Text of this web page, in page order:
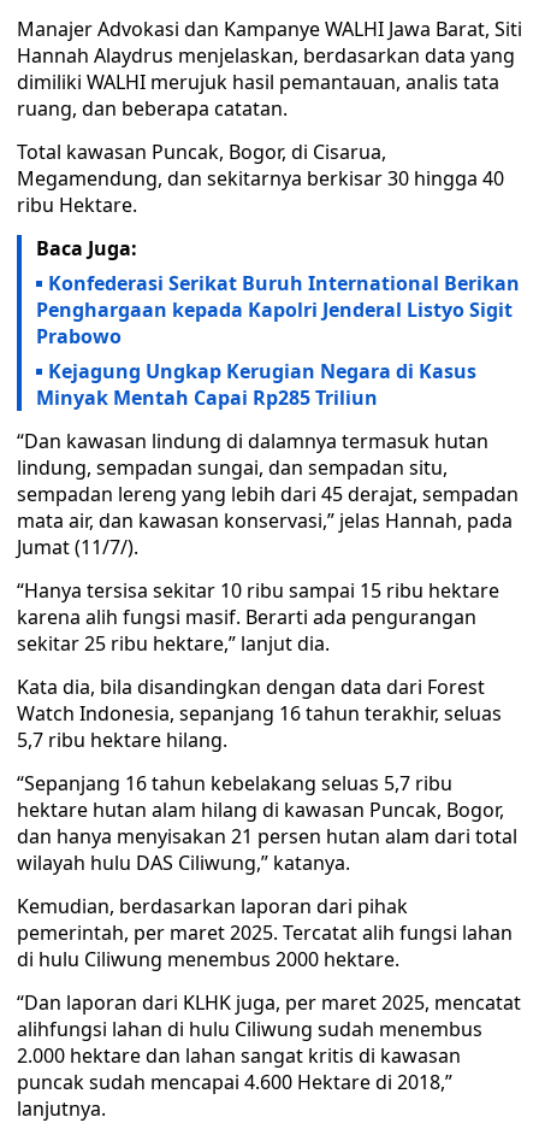
Manajer Advokasi dan Kampanye WALHI Jawa Barat, Siti
Hannah Alaydrus menjelaskan, berdasarkan data yang
dimiliki WALHI merujuk hasil pemantauan, analis tata
ruang, dan beberapa catatan.
Total kawasan Puncak, Bogor, di Cisarua,
Megamendung, dan sekitarnya berkisar 30 hingga 40
ribu Hektare.
Baca Juga:
Konfederasi Serikat Buruh International Berikan
Penghargaan kepada Kapolri Jenderal Listyo Sigit
Prabowo
Kejagung Ungkap Kerugian Negara di Kasus
Minyak Mentah Capai Rp285 Triliun
“Dan kawasan lindung di dalamnya termasuk hutan
lindung, sempadan sungai, dan sempadan situ,
sempadan lereng yang lebih dari 45 derajat, sempadan
mata air, dan kawasan konservasi,” jelas Hannah, pada
Jumat (11/7/).
“Hanya tersisa sekitar 10 ribu sampai 15 ribu hektare
karena alih fungsi masif. Berarti ada pengurangan
sekitar 25 ribu hektare,” lanjut dia.
Kata dia, bila disandingkan dengan data dari Forest
Watch Indonesia, sepanjang 16 tahun terakhir, seluas
5,7 ribu hektare hilang.
“Sepanjang 16 tahun kebelakang seluas 5,7 ribu
hektare hutan alam hilang di kawasan Puncak, Bogor,
dan hanya menyisakan 21 persen hutan alam dari total
wilayah hulu DAS Ciliwung,” katanya.
Kemudian, berdasarkan laporan dari pihak
pemerintah, per maret 2025. Tercatat alih fungsi lahan
di hulu Ciliwung menembus 2000 hektare.
“Dan laporan dari KLHK juga, per maret 2025, mencatat
alihfungsi lahan di hulu Ciliwung sudah menembus
2.000 hektare dan lahan sangat kritis di kawasan
puncak sudah mencapai 4.600 Hektare di 2018,”
lanjutnya.